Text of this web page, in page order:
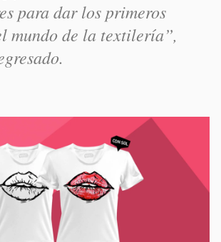
para dar los primeros
mundo de la textilería”,